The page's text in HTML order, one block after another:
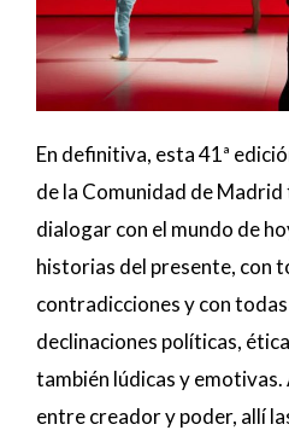
En definitiva, esta 41ª
de la Comunidad de
dialogar con el mundo de
historias del presente, con
contradicciones y con
declinaciones políticas,
también lúdicas y
entre creador y poder, allí